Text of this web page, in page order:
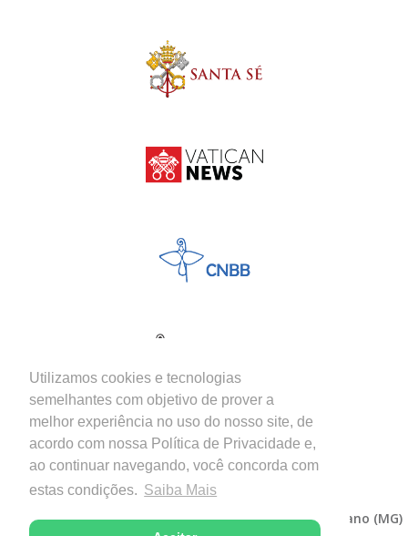
Utilizamos cookies e tecnologias
semelhantes com objetivo de prover a
melhor experiência no uso do nosso site, de
acordo com nossa Política de Privacidade e,
ao continuar navegando, você concorda com
estas condições. Saiba Mais
Copyright © 2026 - Diocese de Itabira-Coronel Fabriciano (MG)